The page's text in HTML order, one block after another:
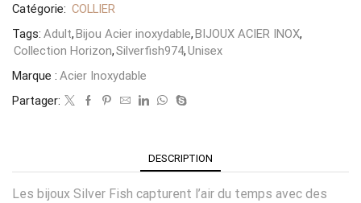
Catégorie: COLLIER
Tags: Adult,Bijou Acier inoxydable,BIJOUX ACIER INOX,
Collection Horizon,Silverfish974,Unisex
Marque : Acier Inoxydable
Partager:
DESCRIPTION
Les bijoux Silver Fish capturent l’air du temps avec des